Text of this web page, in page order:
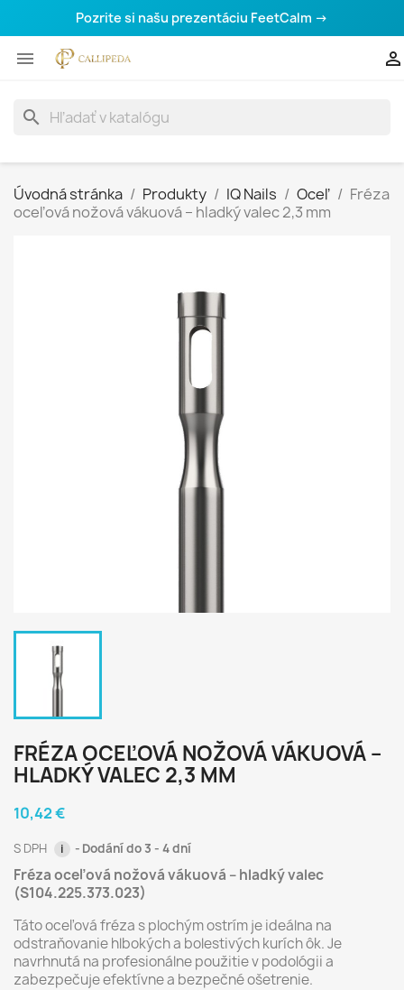
Pozrite si našu prezentáciu FeetCalm →
 
search
Úvodná stránka Produkty IQ Nails Oceľ
Fréza
oceľová nožová vákuová – hladký valec 2,3 mm
FRÉZA OCEĽOVÁ NOŽOVÁ VÁKUOVÁ –
HLADKÝ VALEC 2,3 MM
10,42 €
S DPH i Dodání do 3 - 4 dní
Fréza oceľová nožová vákuová – hladký valec
(S104.225.373.023)
Táto oceľová fréza s plochým ostrím je ideálna na
odstraňovanie hlbokých a bolestivých kurích ôk. Je
navrhnutá na profesionálne použitie v podológii a
zabezpečuje efektívne a bezpečné ošetrenie.